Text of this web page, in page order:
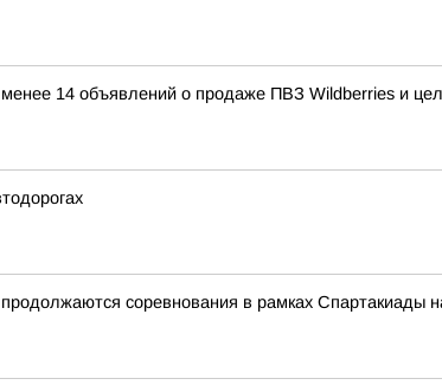
14 объявлений о продаже ПВЗ Wildberries и
соревнования в рамках Спартакиады